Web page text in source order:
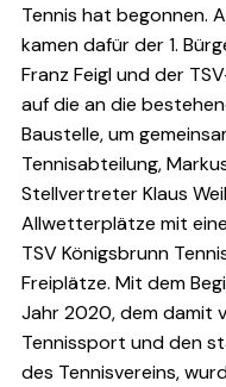
Tennis hat begonnen.
kamen dafür der 1.
Franz Feigl und der
auf die an die
Baustelle, um
Tennisabteilung,
Stellvertreter Klaus
Allwetterplätze mit
TSV Königsbrunn
Freiplätze. Mit dem
Jahr 2020, dem damit
Tennissport und den
des Tennisvereins,